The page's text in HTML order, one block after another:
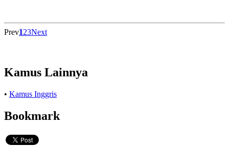
Prev123Next
Kamus Lainnya
• Kamus Inggris
Bookmark